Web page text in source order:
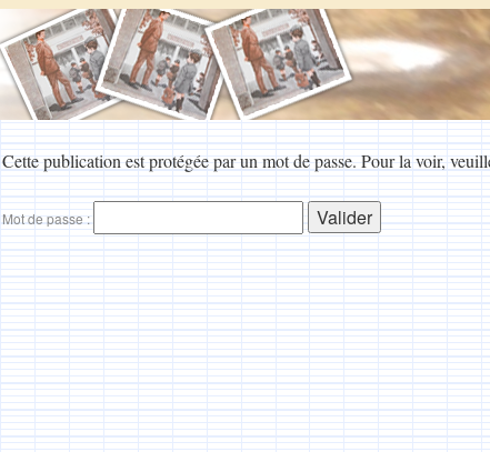
Cette publication est protégée par un mot de passe. Pour la voir,
Mot de passe :